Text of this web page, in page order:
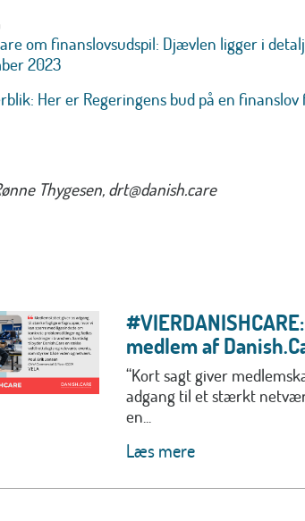
om finanslovsudspil: Djævlen ligger i
2023
Her er Regeringens bud på en finanslov
Thygesen, drt@danish.care
medlem af
“Kort sagt giver
adgang til et stærkt
en...
Læs mere